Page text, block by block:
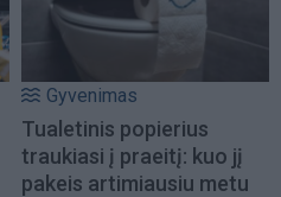
Gyvenimas
Tualetinis popierius
traukiasi į praeitį: kuo jį
pakeis artimiausiu metu